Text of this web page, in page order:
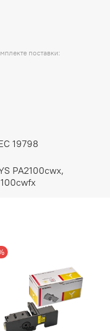
поставки:
19798
PA2100cwx,